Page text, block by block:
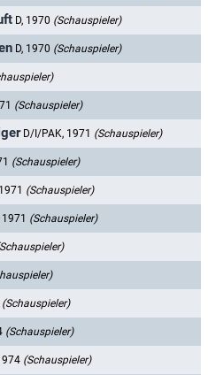
D, 1970 (Schauspieler)
D, 1970 (Schauspieler)
(Schauspieler)
D/I/PAK, 1971 (Schauspieler)
(Schauspieler)
(Schauspieler)
1971 (Schauspieler)
(Schauspieler)
(Schauspieler)
(Schauspieler)